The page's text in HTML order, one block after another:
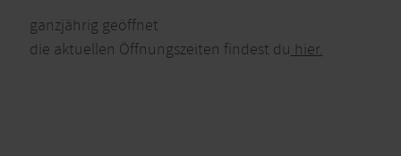
ganzjährig geöffnet
die aktuellen Öffnungszeiten findest du hier.